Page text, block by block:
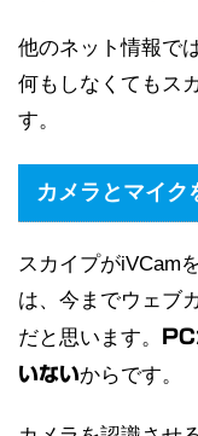
他のネット情報で
何もしなくてもス
す。
カメラとマイク
スカイプがiVCam
は、今までウェブ
だと思います。
いないからです。